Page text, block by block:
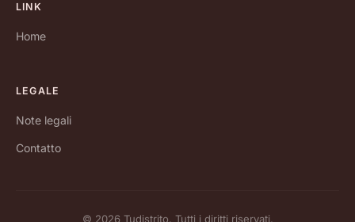
LINK
Home
LEGALE
Note legali
Contatto
© 2026 Tudistrito. Tutti i diritti riservati.